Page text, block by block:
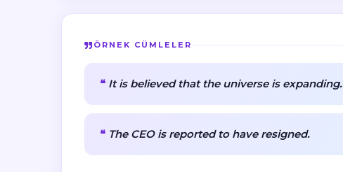
ÖRNEK CÜMLELER
It is believed that the universe is expanding.
The CEO is reported to have resigned.